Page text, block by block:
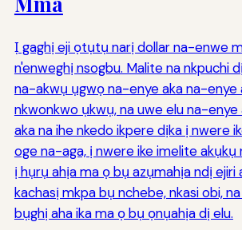
Ị gaghị eji ọtụtụ narị dollar na-enwe
n'enweghị nsogbu. Malite na nkpuchi
na-akwụ ụgwọ na-enye aka na-enye
nkwonkwo ụkwụ, na uwe elu na-enye
aka na ihe nkedo ikpere dịka ị nwere
oge na-aga, ị nwere ike imelite akụkụ
ị hụrụ ahịa ma ọ bụ azụmahịa ndị ejiri
kachasị mkpa bụ nchebe, nkasi obi,
bụghị aha ika ma ọ bụ ọnụahịa dị elu.